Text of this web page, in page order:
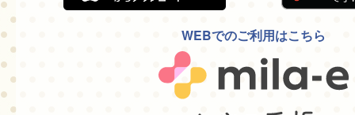
WEBでのご利用はこちら